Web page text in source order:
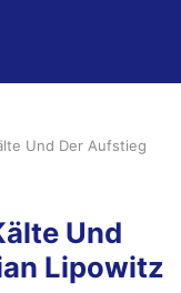
Und Der Aufstieg
Und
Lipowitz